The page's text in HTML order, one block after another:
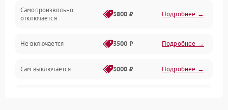
Самопроизвольно
отключается
3800 ₽ Подробнее →
Не включается 3500 ₽ Подробнее →
Сам выключается 3000 ₽ Подробнее →